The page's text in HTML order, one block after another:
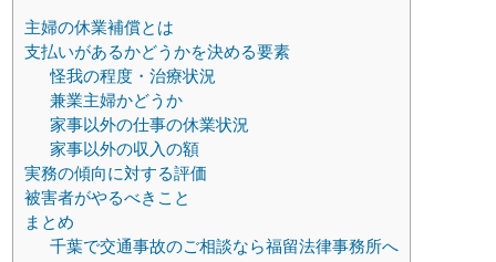
主婦の休業補償とは
支払いがあるかどうかを決める要素
怪我の程度・治療状況
兼業主婦かどうか
家事以外の仕事の休業状況
家事以外の収入の額
実務の傾向に対する評価
被害者がやるべきこと
まとめ
千葉で交通事故のご相談なら福留法律事務所へ